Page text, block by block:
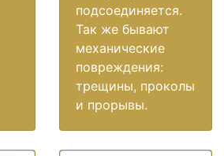
подсоединяется.
Так же бывают
механические
повреждения:
трещины, проколы
и прорывы.